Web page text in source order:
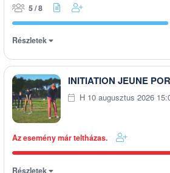
5 / 8
Részletek
INITIATION JEUNE
H 10 augusztus 2026
Az esemény már teltházas.
Részletek